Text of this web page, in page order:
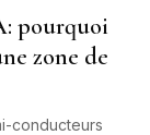
pourquoi
zone de
conducteurs